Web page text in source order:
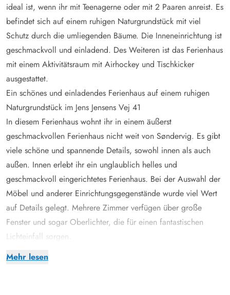
Mehr lesen
ideal ist, wenn ihr mit Teenagerne oder mit 2 Paaren anreist. Es
befindet sich auf einem ruhigen Naturgrundstück mit viel
Schutz durch die umliegenden Bäume. Die Inneneinrichtung ist
geschmackvoll und einladend. Des Weiteren ist das Ferienhaus
mit einem Aktivitätsraum mit Airhockey und Tischkicker
ausgestattet.
Ein schönes und einladendes Ferienhaus auf einem ruhigen
Naturgrundstück im Jens Jensens Vej 41
In diesem Ferienhaus wohnt ihr in einem äußerst
geschmackvollen Ferienhaus nicht weit von Søndervig. Es gibt
viele schöne und spannende Details, sowohl innen als auch
außen. Innen erlebt ihr ein unglaublich helles und
geschmackvoll eingerichtetes Ferienhaus. Bei der Auswahl der
Möbel und anderer Einrichtungsgegenstände wurde viel Wert
auf Details gelegt. Mehrere Zimmer verfügen über große
Fenster und sogar Oberlichter, die für einen fantastischen
Lichteinfall sorgen.
Die ganze Familie kann es sich im westlichen Teil des